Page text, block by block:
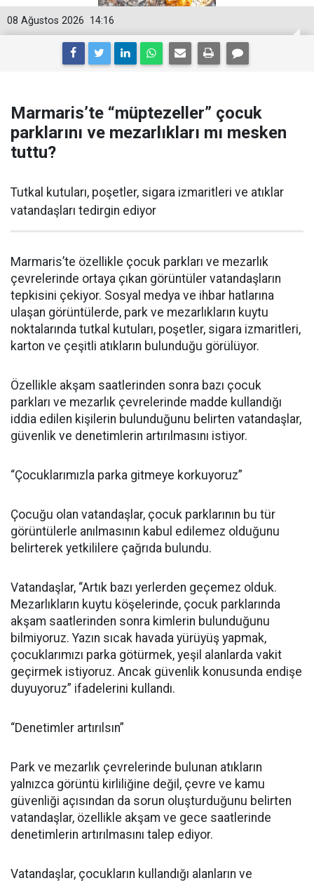
14:16
08 Ağustos 2026
Marmaris’te “müptezeller” çocuk
parklarını ve mezarlıkları mı mesken
tuttu?
Tutkal kutuları, poşetler, sigara izmaritleri ve atıklar
vatandaşları tedirgin ediyor
Marmaris’te özellikle çocuk parkları ve mezarlık
çevrelerinde ortaya çıkan görüntüler vatandaşların
tepkisini çekiyor. Sosyal medya ve ihbar hatlarına
ulaşan görüntülerde, park ve mezarlıkların kuytu
noktalarında tutkal kutuları, poşetler, sigara izmaritleri,
karton ve çeşitli atıkların bulunduğu görülüyor.
Özellikle akşam saatlerinden sonra bazı çocuk
parkları ve mezarlık çevrelerinde madde kullandığı
iddia edilen kişilerin bulunduğunu belirten vatandaşlar,
güvenlik ve denetimlerin artırılmasını istiyor.
“Çocuklarımızla parka gitmeye korkuyoruz”
Çocuğu olan vatandaşlar, çocuk parklarının bu tür
görüntülerle anılmasının kabul edilemez olduğunu
belirterek yetkililere çağrıda bulundu.
Vatandaşlar, “Artık bazı yerlerden geçemez olduk.
Mezarlıkların kuytu köşelerinde, çocuk parklarında
akşam saatlerinden sonra kimlerin bulunduğunu
bilmiyoruz. Yazın sıcak havada yürüyüş yapmak,
çocuklarımızı parka götürmek, yeşil alanlarda vakit
geçirmek istiyoruz. Ancak güvenlik konusunda endişe
duyuyoruz” ifadelerini kullandı.
“Denetimler artırılsın”
Park ve mezarlık çevrelerinde bulunan atıkların
yalnızca görüntü kirliliğine değil, çevre ve kamu
güvenliği açısından da sorun oluşturduğunu belirten
vatandaşlar, özellikle akşam ve gece saatlerinde
denetimlerin artırılmasını talep ediyor.
Vatandaşlar, çocukların kullandığı alanların ve